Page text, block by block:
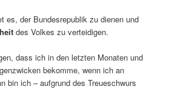
es, der Bundesrepublik zu dienen und
des Volkes zu verteidigen.
dass ich in den letzten Monaten und
bekomme, wenn ich an
bin ich – aufgrund des Treueschwurs